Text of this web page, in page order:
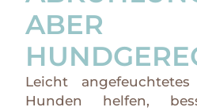
ABER
Leicht
Hunden helfen,